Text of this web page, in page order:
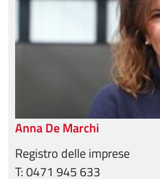
Anna De Marchi
Registro delle imprese
T: 0471 945 633